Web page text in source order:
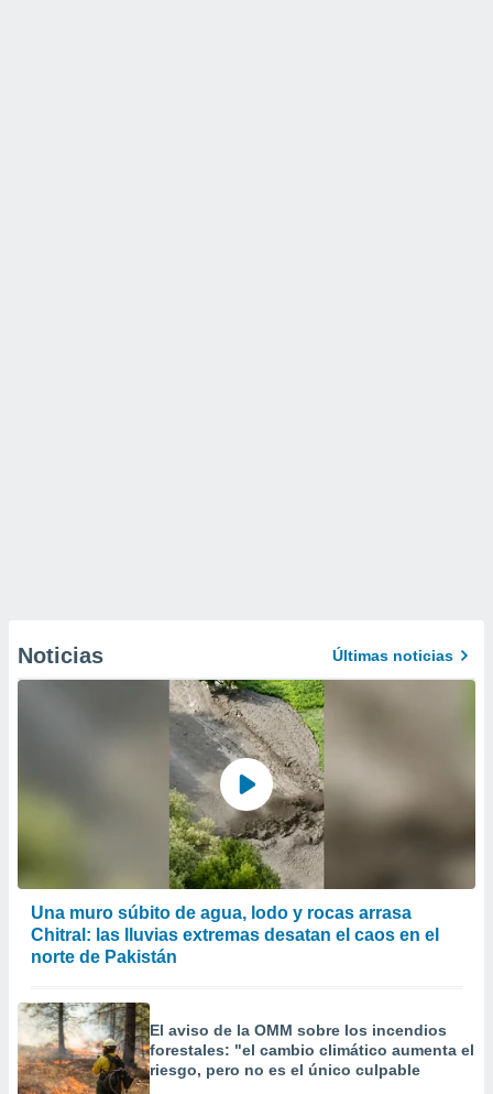
Noticias Últimas noticias
Una muro súbito de agua, lodo y rocas arrasa
Chitral: las lluvias extremas desatan el caos en el
norte de Pakistán
El aviso de la OMM sobre los incendios
forestales: "el cambio climático aumenta el
riesgo, pero no es el único culpable